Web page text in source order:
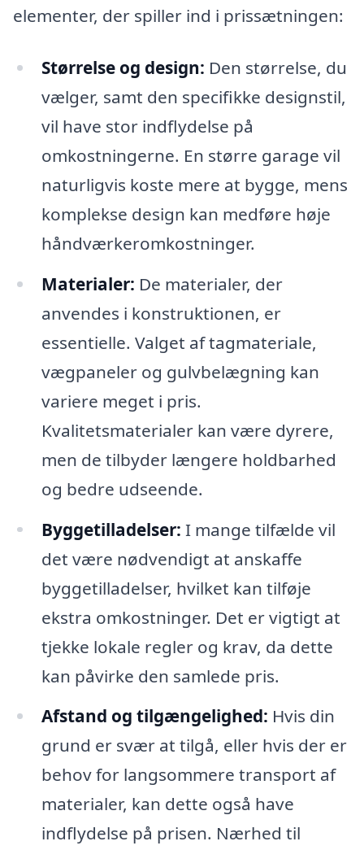
elementer, der spiller ind i prissætningen:
Størrelse og design: Den størrelse, du
vælger, samt den specifikke designstil,
vil have stor indflydelse på
omkostningerne. En større garage vil
naturligvis koste mere at bygge, mens
komplekse design kan medføre høje
håndværkeromkostninger.
Materialer: De materialer, der
anvendes i konstruktionen, er
essentielle. Valget af tagmateriale,
vægpaneler og gulvbelægning kan
variere meget i pris.
Kvalitetsmaterialer kan være dyrere,
men de tilbyder længere holdbarhed
og bedre udseende.
Byggetilladelser: I mange tilfælde vil
det være nødvendigt at anskaffe
byggetilladelser, hvilket kan tilføje
ekstra omkostninger. Det er vigtigt at
tjekke lokale regler og krav, da dette
kan påvirke den samlede pris.
Afstand og tilgængelighed: Hvis din
grund er svær at tilgå, eller hvis der er
behov for langsommere transport af
materialer, kan dette også have
indflydelse på prisen. Nærhed til